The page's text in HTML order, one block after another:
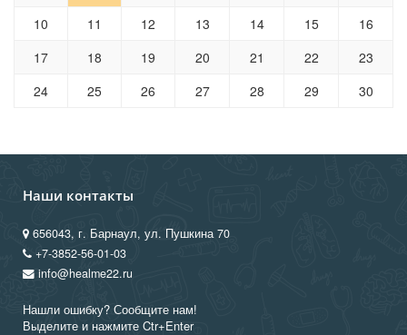
10
11 12 13 14 15
16
17
18 19 20 21 22
23
24
25 26 27 28 29 30
Наши контакты
656043, г. Барнаул, ул. Пушкина 70
+7-3852-56-01-03
info@healme22.ru
Нашли ошибку? Сообщите нам!
Выделите и нажмите Ctr+Enter